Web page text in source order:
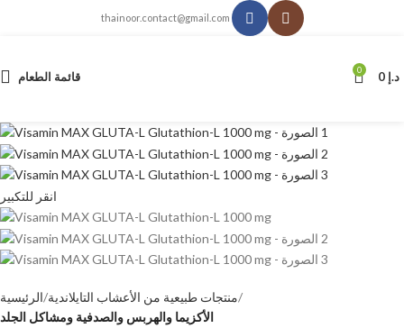
thainoor.contact@gmail.com
قائمة الطعام 0 د.إ
انقر للتكبير
الرئيسية منتجات طبيعية من الأعشاب التايلاندية
الأكزيما والهربس والصدفية ومشاكل الجلد